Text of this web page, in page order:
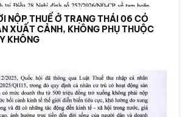
NỘP THUẾ Ở TRẠNG THÁI 06 CÓ
XUẤT CẢNH, KHÔNG PHỤ THUỘC
KHÔNG